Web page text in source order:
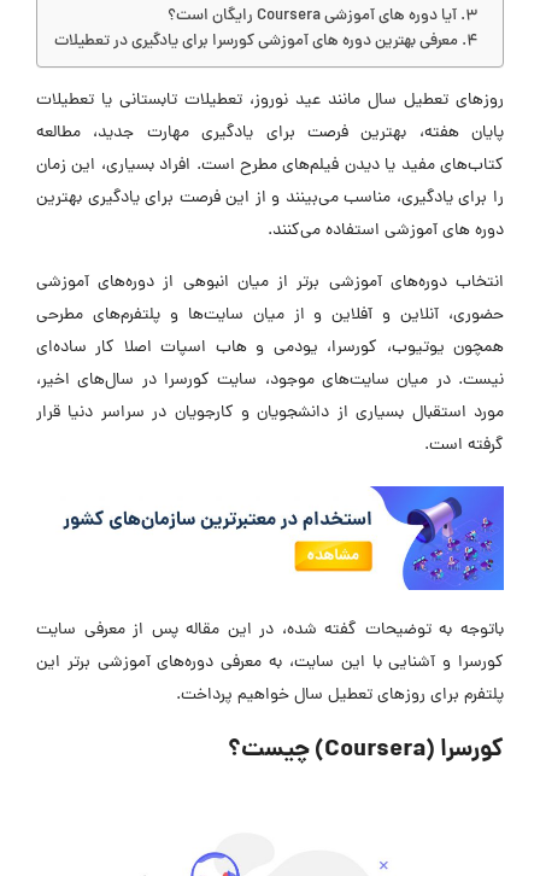
آیا دوره های آموزشی Coursera رایگان است؟
معرفی بهترین دوره های آموزشی کورسرا برای یادگیری در تعطیلات
روزهای تعطیل سال مانند عید نوروز، تعطیلات تابستانی یا تعطیلات
پایان هفته، بهترین فرصت برای یادگیری مهارت جدید، مطالعه
کتاب‌های مفید یا دیدن فیلم‌های مطرح است. افراد بسیاری، این زمان
را برای یادگیری، مناسب می‌بینند و از این فرصت برای یادگیری بهترین
دوره های آموزشی استفاده می‌کنند.
انتخاب دوره‌های آموزشی برتر از میان انبوهی از دوره‌های آموزشی
حضوری، آنلاین و آفلاین و از میان سایت‌ها و پلتفرم‌های مطرحی
همچون یوتیوب، کورسرا، یودمی و هاب اسپات اصلا کار ساده‌ای
نیست. در میان سایت‌های موجود، سایت کورسرا در سال‌های اخیر،
مورد استقبال بسیاری از دانشجویان و کارجویان در سراسر دنیا قرار
گرفته است.
باتوجه به توضیحات گفته شده، در این مقاله پس از معرفی سایت
کورسرا و آشنایی با این سایت، به معرفی دوره‌های آموزشی برتر این
پلتفرم برای روزهای تعطیل سال خواهیم پرداخت.
کورسرا (Coursera) چیست؟